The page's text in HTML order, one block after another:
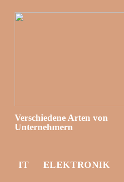
Verschiedene Arten von
Unternehmern
IT ELEKTRONIK